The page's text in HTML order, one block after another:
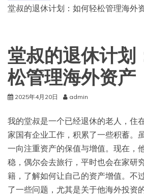
堂叔的退休计划：如何轻松管理海外
堂叔的退休计划
松管理海外资产
2025年4月20日 admin
我的堂叔是一个已经退休的老人，住
家国有企业工作，积累了一些积蓄。
一向注重资产的保值与增值。现在，
稳，偶尔会去旅行，平时也会在家研
籍，了解如何让自己的资产增值。不
了一些问题，尤其是关于他海外投资